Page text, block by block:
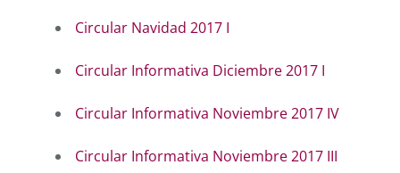
Circular Navidad 2017 I
Circular Informativa Diciembre 2017 I
Circular Informativa Noviembre 2017 IV
Circular Informativa Noviembre 2017 III